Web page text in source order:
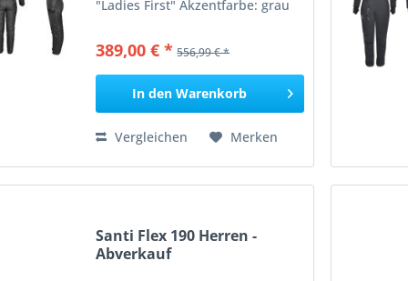
"Ladies First" Akzentfarbe: grau
Unterzieher im großartigen,
femininen Design basiert auf...
389,00 € * 556,99 € *
In den Warenkorb
Vergleichen Merken
Santi Flex 190 Herren -
Abverkauf